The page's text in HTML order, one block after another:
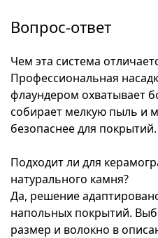
Вопрос-ответ
Чем эта система
Профессиональная
флаундером охватывает
собирает мелкую пыль и
безопаснее для покрытий.
Подходит ли для
натурального камня?
Да, решение
напольных покрытий.
размер и волокно в